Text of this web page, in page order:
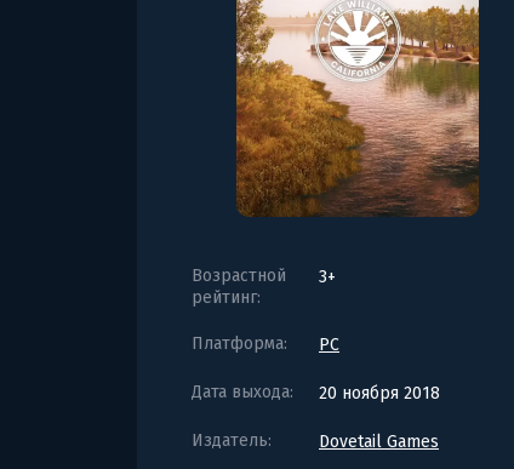
Возрастной
рейтинг:
3+
Платформа: PC
Дата выхода: 20 ноября 2018
Издатель: Dovetail Games